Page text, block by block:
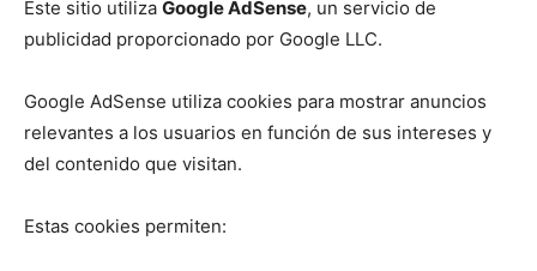
Este sitio utiliza Google AdSense, un servicio de
publicidad proporcionado por Google LLC.
Google AdSense utiliza cookies para mostrar anuncios
relevantes a los usuarios en función de sus intereses y
del contenido que visitan.
Estas cookies permiten: